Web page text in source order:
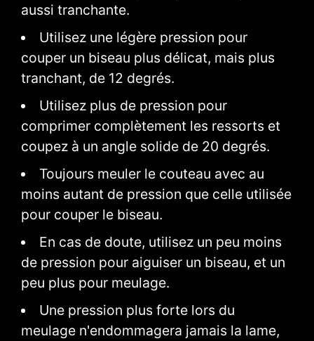
aussi tranchante.
Utilisez une légère pression pour
couper un biseau plus délicat, mais plus
tranchant, de 12 degrés.
Utilisez plus de pression pour
comprimer complètement les ressorts et
coupez à un angle solide de 20 degrés.
Toujours meuler le couteau avec au
moins autant de pression que celle utilisée
pour couper le biseau.
En cas de doute, utilisez un peu moins
de pression pour aiguiser un biseau, et un
peu plus pour meulage.
Une pression plus forte lors du
meulage n'endommagera jamais la lame,